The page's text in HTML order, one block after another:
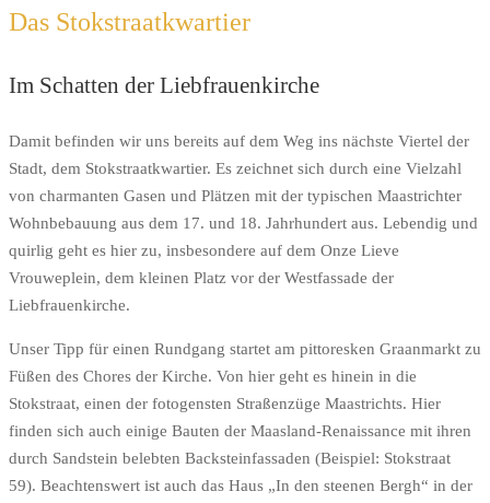
Das Stokstraatkwartier
Im Schatten der Liebfrauenkirche
Damit befinden wir uns bereits auf dem Weg ins nächste Viertel der
Stadt, dem Stokstraatkwartier. Es zeichnet sich durch eine Vielzahl
von charmanten Gasen und Plätzen mit der typischen Maastrichter
Wohnbebauung aus dem 17. und 18. Jahrhundert aus. Lebendig und
quirlig geht es hier zu, insbesondere auf dem Onze Lieve
Vrouweplein, dem kleinen Platz vor der Westfassade der
Liebfrauenkirche.
Unser Tipp für einen Rundgang startet am pittoresken Graanmarkt zu
Füßen des Chores der Kirche. Von hier geht es hinein in die
Stokstraat, einen der fotogensten Straßenzüge Maastrichts. Hier
finden sich auch einige Bauten der Maasland-Renaissance mit ihren
durch Sandstein belebten Backsteinfassaden (Beispiel: Stokstraat
59). Beachtenswert ist auch das Haus „In den steenen Bergh“ in der